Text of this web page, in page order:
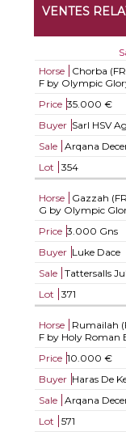
VENTES
Horse
Chorba
F by Olympic
Price 35.000 €
Buyer Sarl HSV
Sale
Arqana
Lot
354
Horse
Gazzah
G by Olympic
Price 3.000 Gns
Buyer Luke Dace
Sale
Tattersalls
Lot
371
Horse
Rumailah
F by Holy Roman
Price 10.000 €
Buyer Haras De
Sale
Arqana
Lot
571